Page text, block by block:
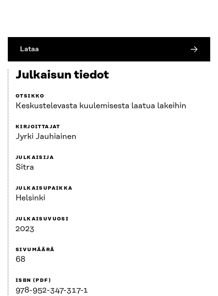
Lataa
Julkaisun tiedot
OTSIKKO
Keskustelevasta kuulemisesta laatua lakeihin
KIRJOITTAJAT
Jyrki Jauhiainen
JULKAISIJA
Sitra
JULKAISUPAIKKA
Helsinki
JULKAISUVUOSI
2023
SIVUMÄÄRÄ
68
ISBN (PDF)
978-952-347-317-1